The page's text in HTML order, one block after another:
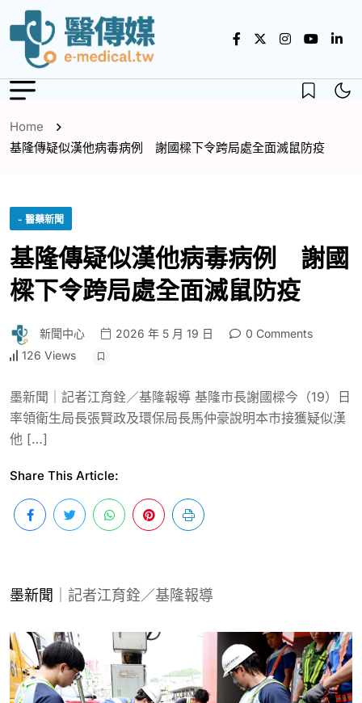
Home
基隆傳疑似漢他病毒病例 謝國樑下令跨局處全面滅鼠防疫
- 醫藥新聞
基隆傳疑似漢他病毒病例 謝國
樑下令跨局處全面滅鼠防疫
新聞中心 2026 年 5 月 19 日
0 Comments
126 Views
墨新聞｜記者江育銓／基隆報導 基隆市長謝國樑今（19）日
率領衛生局長張賢政及環保局長馬仲豪說明本市接獲疑似漢
他 […]
Share This Article:
墨新聞 ｜記者江育銓／基隆報導